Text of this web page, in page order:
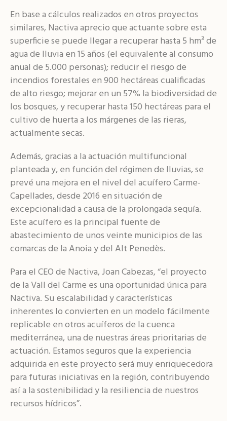
En base a cálculos realizados en otros proyectos
similares, Nactiva aprecio que actuante sobre esta
superficie se puede llegar a recuperar hasta 5 hm³ de
agua de lluvia en 15 años (el equivalente al consumo
anual de 5.000 personas); reducir el riesgo de
incendios forestales en 900 hectáreas cualificadas
de alto riesgo; mejorar en un 57% la biodiversidad de
los bosques, y recuperar hasta 150 hectáreas para el
cultivo de huerta a los márgenes de las rieras,
actualmente secas.
Además, gracias a la actuación multifuncional
planteada y, en función del régimen de lluvias, se
prevé una mejora en el nivel del acuífero Carme-
Capellades, desde 2016 en situación de
excepcionalidad a causa de la prolongada sequía.
Este acuífero es la principal fuente de
abastecimiento de unos veinte municipios de las
comarcas de la Anoia y del Alt Penedès.
Para el CEO de Nactiva, Joan Cabezas, “el proyecto
de la Vall del Carme es una oportunidad única para
Nactiva. Su escalabilidad y características
inherentes lo convierten en un modelo fácilmente
replicable en otros acuíferos de la cuenca
mediterránea, una de nuestras áreas prioritarias de
actuación. Estamos seguros que la experiencia
adquirida en este proyecto será muy enriquecedora
para futuras iniciativas en la región, contribuyendo
así a la sostenibilidad y la resiliencia de nuestros
recursos hídricos”.